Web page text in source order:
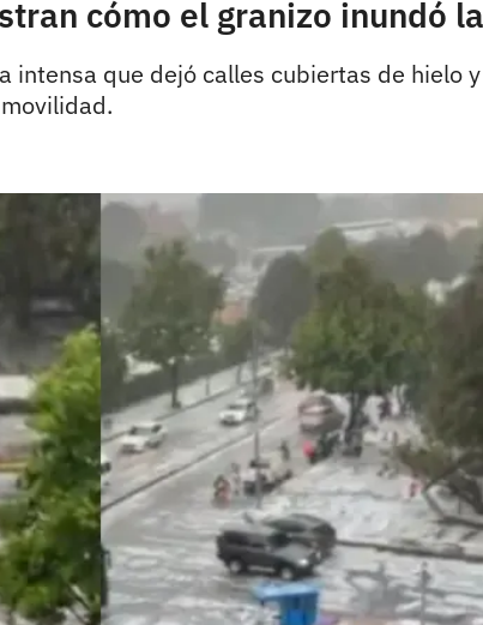
cómo el granizo inundó
intensa que dejó calles cubiertas de